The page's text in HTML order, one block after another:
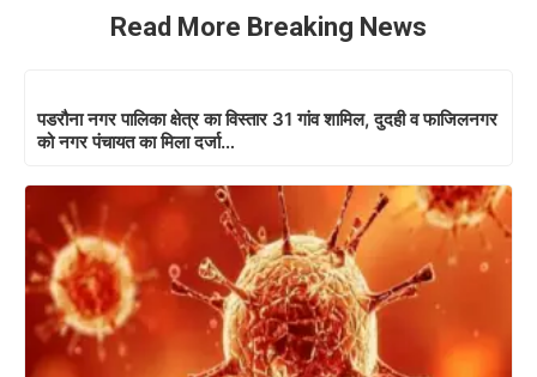
Read More Breaking News
पडरौना नगर पालिका क्षेत्र का विस्तार 31 गांव शामिल, दुदही व फाजिलनगर
को नगर पंचायत का मिला दर्जा…